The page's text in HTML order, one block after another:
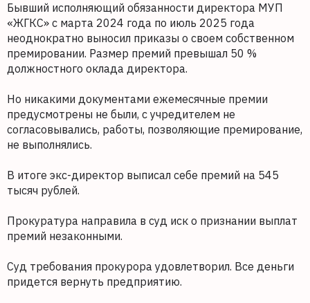
Бывший исполняющий обязанности директора МУП
«ЖГКС» с марта 2024 года по июль 2025 года
неоднократно выносил приказы о своем собственном
премировании. Размер премий превышал 50 %
должностного оклада директора.
Но никакими документами ежемесячные премии
предусмотрены не были, с учредителем не
согласовывались, работы, позволяющие премирование,
не выполнялись.
В итоге экс-директор выписал себе премий на 545
тысяч рублей.
Прокуратура направила в суд иск о признании выплат
премий незаконными.
Суд требования прокурора удовлетворил. Все деньги
придется вернуть предприятию.